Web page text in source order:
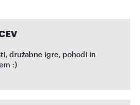
družabne igre, pohodi in
:)